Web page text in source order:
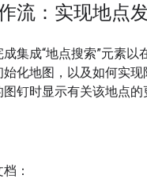
流：实现地点
集成“地点搜索”元素
化地图，以及如何实
钉时显示有关该地点的
：